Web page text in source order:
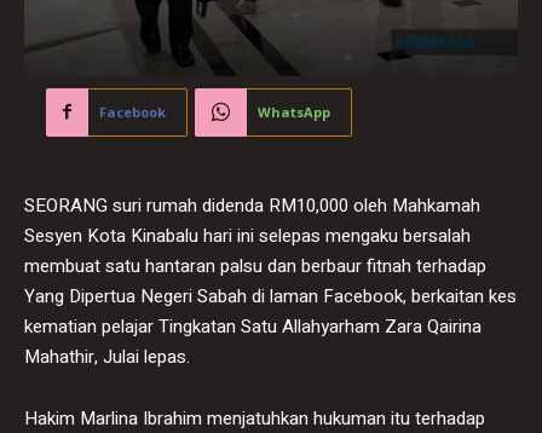
Facebook WhatsApp
SEORANG suri rumah didenda RM10,000 oleh Mahkamah
Sesyen Kota Kinabalu hari ini selepas mengaku bersalah
membuat satu hantaran palsu dan berbaur fitnah terhadap
Yang Dipertua Negeri Sabah di laman Facebook, berkaitan kes
kematian pelajar Tingkatan Satu Allahyarham Zara Qairina
Mahathir, Julai lepas.
Hakim Marlina Ibrahim menjatuhkan hukuman itu terhadap